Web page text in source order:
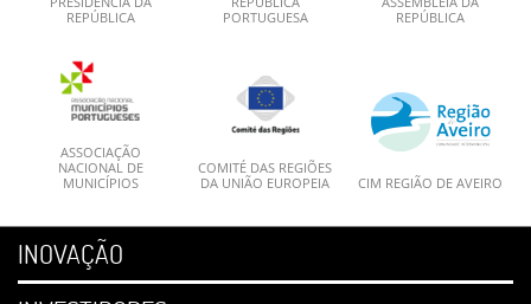
REPÚBLICA
PORTUGUESA
REPÚBLICA
ASSOCIAÇÃO
NACIONAL DE
MUNICÍPIOS
COMITÉ DAS REGIÕES
DA UNIÃO EUROPEIA
CIM REGIÃO DE AVEIRO
INOVAÇÃO